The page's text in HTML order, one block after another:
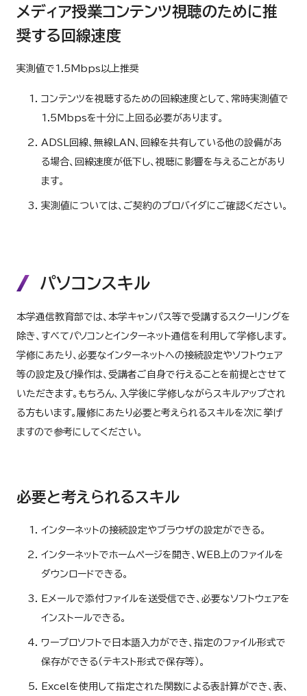
メディア授業コンテンツ視聴のために推
奨する回線速度
実測値で1.5Mbps以上推奨
コンテンツを視聴するための回線速度として、常時実測値で
1.5Mbpsを十分に上回る必要があります。
ADSL回線、無線LAN、回線を共有している他の設備があ
る場合、回線速度が低下し、視聴に影響を与えることがあり
ます。
実測値については、ご契約のプロバイダにご確認ください。
パソコンスキル
本学通信教育部では、本学キャンパス等で受講するスクーリングを
除き、すべてパソコンとインターネット通信を利用して学修します。
学修にあたり、必要なインターネットへの接続設定やソフトウェア
等の設定及び操作は、受講者ご自身で行えることを前提とさせて
いただきます。もちろん、入学後に学修しながらスキルアップされ
る方もいます。履修にあたり必要と考えられるスキルを次に挙げ
ますので参考にしてください。
必要と考えられるスキル
インターネットの接続設定やブラウザの設定ができる。
インターネットでホームページを開き、WEB上のファイルを
ダウンロードできる。
Eメールで添付ファイルを送受信でき、必要なソフトウェアを
インストールできる。
ワープロソフトで日本語入力ができ、指定のファイル形式で
保存ができる（テキスト形式で保存等）。
Excelを使用して指定された関数による表計算ができ、表、